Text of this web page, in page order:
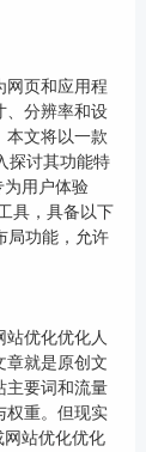
网页和应用程
、分辨率和设
本文将以一款
探讨其功能特
为用户体验
具，具备以下
局功能，允许
优化优化人
章就是原创文
主要词和流量
权重。但现实
站优化优化